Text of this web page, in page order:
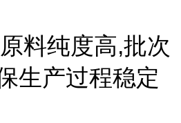
料纯度高,批次
生产过程稳定